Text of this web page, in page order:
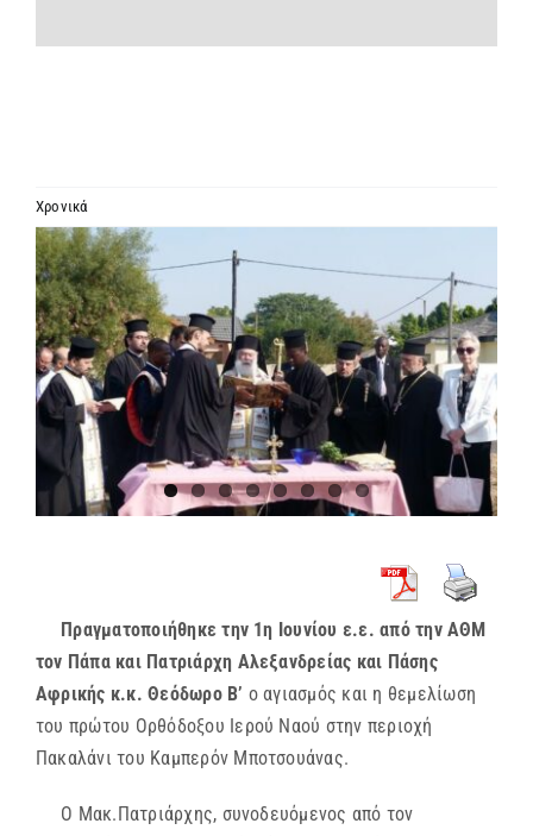
MEDIA
ΕΝΗΜΕΡΩΣΗ
ΣΥΝΔΕΣΕΙΣ
Χρονικά
Προβολή
μεγαλύτερης
εικόνας
Πραγματοποιήθηκε την 1η Ιουνίου ε.ε. από την ΑΘΜ
τον Πάπα και Πατριάρχη Αλεξανδρείας και Πάσης
Αφρικής κ.κ. Θεόδωρο Β’ ο αγιασμός και η θεμελίωση
του πρώτου Ορθόδοξου Ιερού Ναού στην περιοχή
Πακαλάνι του Καμπερόν Μποτσουάνας.
Ο Μακ.Πατριάρχης, συνοδευόμενος από τον